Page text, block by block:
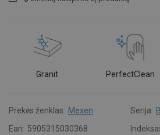
Granit PerfectClean
Prekės ženklas: Mexen Serija:
Ean: 5905315030368